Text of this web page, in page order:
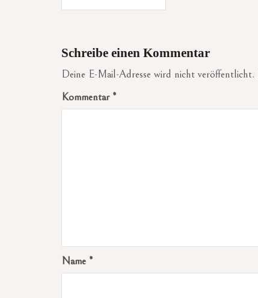
Schreibe einen Kommentar
Deine E-Mail-Adresse wird nicht veröffentlicht.
Kommentar *
Name *